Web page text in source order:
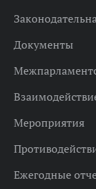
Документы
Мероприятия
Ежегодные